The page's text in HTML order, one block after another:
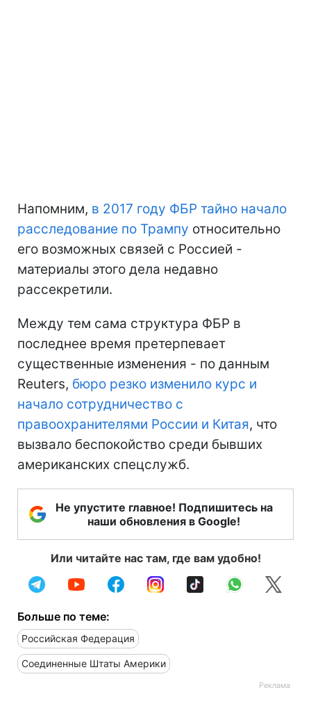
Напомним, в 2017 году ФБР тайно начало
расследование по Трампу относительно
его возможных связей с Россией -
материалы этого дела недавно
рассекретили.
Между тем сама структура ФБР в
последнее время претерпевает
существенные изменения - по данным
Reuters, бюро резко изменило курс и
начало сотрудничество с
правоохранителями России и Китая, что
вызвало беспокойство среди бывших
американских спецслужб.
Не упустите главное! Подпишитесь на
наши обновления в Google!
Или читайте нас там, где вам удобно!
Больше по теме:
Российская Федерация
Соединенные Штаты Америки